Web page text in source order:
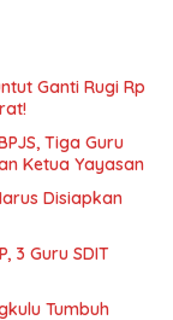
Ganti Rugi Rp
Tiga Guru
Ketua Yayasan
Disiapkan
3 Guru SDIT
Tumbuh